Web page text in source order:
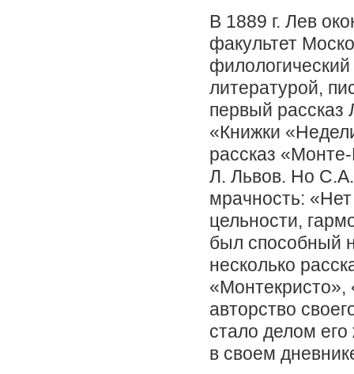
В 1889 г. Лев
факультет
филологический
литературой,
первый рассказ
«Книжки
рассказ
Л. Львов. Но С.А.
мрачность:
цельности,
был способный
несколько
авторство
стало делом
в своем